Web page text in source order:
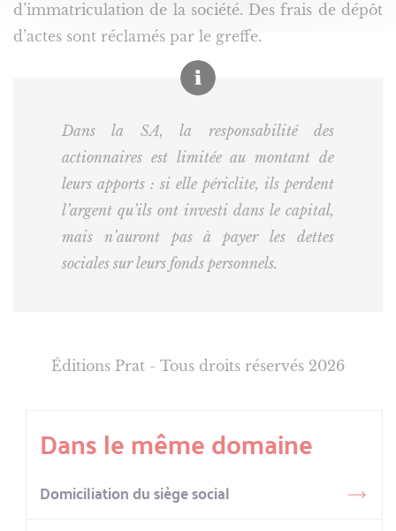
d’immatriculation de la société. Des frais de dépôt
d’actes sont réclamés par le greffe.
Dans la SA, la responsabilité des
actionnaires est limitée au montant de
leurs apports : si elle périclite, ils perdent
l’argent qu’ils ont investi dans le capital,
mais n’auront pas à payer les dettes
sociales sur leurs fonds personnels.
Éditions Prat - Tous droits réservés 2026
Dans le même domaine
Domiciliation du siège social